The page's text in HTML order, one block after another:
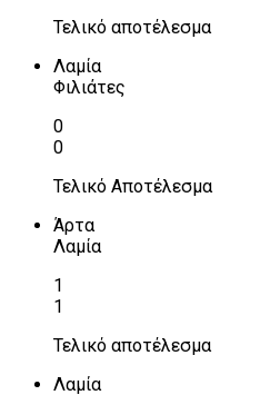
Τελικό αποτέλεσμα
Λαμία
Φιλιάτες
0
0
Τελικό Αποτέλεσμα
Άρτα
Λαμία
1
1
Τελικό αποτέλεσμα
Λαμία